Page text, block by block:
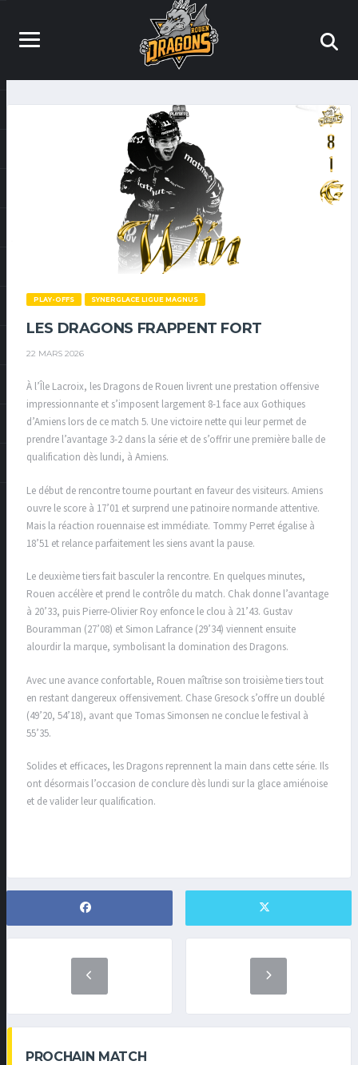
PLAY-OFFS SYNERGLACE LIGUE MAGNUS
LES DRAGONS FRAPPENT FORT
22 MARS 2026
À l’Île Lacroix, les Dragons de Rouen livrent une prestation offensive
impressionnante et s’imposent largement 8-1 face aux Gothiques
d’Amiens lors de ce match 5. Une victoire nette qui leur permet de
prendre l’avantage 3-2 dans la série et de s’offrir une première balle de
qualification dès lundi, à Amiens.
Le début de rencontre tourne pourtant en faveur des visiteurs. Amiens
ouvre le score à 17’01 et surprend une patinoire normande attentive.
Mais la réaction rouennaise est immédiate. Tommy Perret égalise à
18’51 et relance parfaitement les siens avant la pause.
Le deuxième tiers fait basculer la rencontre. En quelques minutes,
Rouen accélère et prend le contrôle du match. Chak donne l’avantage
à 20’33, puis Pierre-Olivier Roy enfonce le clou à 21’43. Gustav
Bouramman (27’08) et Simon Lafrance (29’34) viennent ensuite
alourdir la marque, symbolisant la domination des Dragons.
Avec une avance confortable, Rouen maîtrise son troisième tiers tout
en restant dangereux offensivement. Chase Gresock s’offre un doublé
(49’20, 54’18), avant que Tomas Simonsen ne conclue le festival à
55’35.
Solides et efficaces, les Dragons reprennent la main dans cette série. Ils
ont désormais l’occasion de conclure dès lundi sur la glace amiénoise
et de valider leur qualification.
PROCHAIN MATCH